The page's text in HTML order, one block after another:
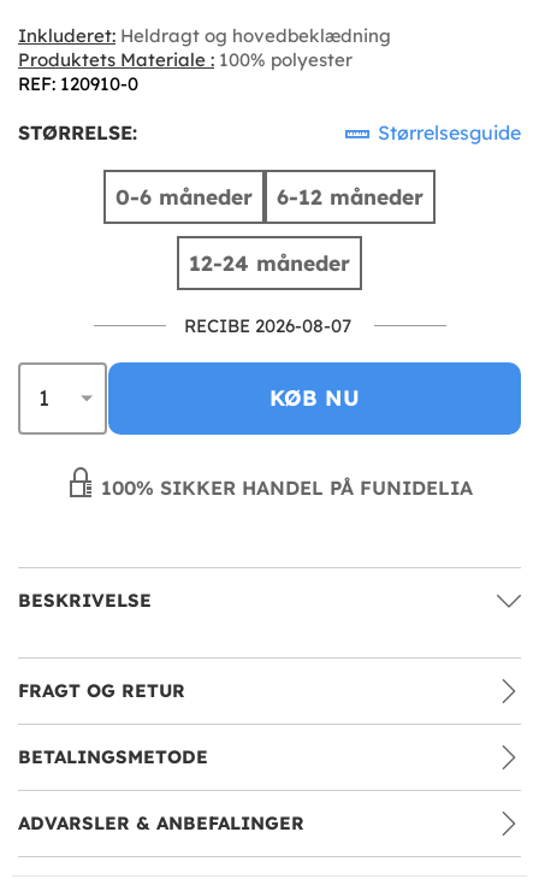
Inkluderet: Heldragt og hovedbeklædning
Produktets Materiale : 100% polyester
REF: 120910-0
STØRRELSE: Størrelsesguide
0-6 måneder 6-12 måneder
12-24 måneder
RECIBE 2026-08-07
KØB NU
100% SIKKER HANDEL PÅ FUNIDELIA
BESKRIVELSE
FRAGT OG RETUR
BETALINGSMETODE
ADVARSLER & ANBEFALINGER